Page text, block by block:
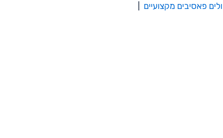
פאסיבים מקצועיים